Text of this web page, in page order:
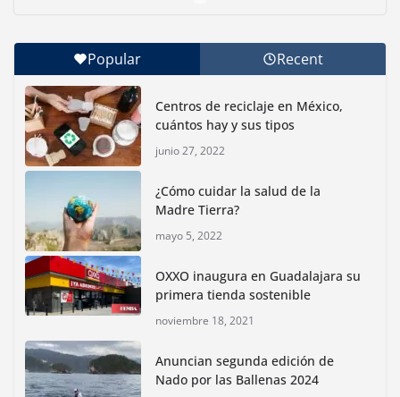
Con jornada informativa, Profepa y Humane World
for Animals buscan inhibir tráfico de aves
junio 15, 2026
Inauguran nuevo Embarcadero Cuemanco para
reactivar la zona lacustre de Xochimilco
junio 4, 2026
Rompe CDMX récords Reto Naturalista Urbano 2026 y
lidera la biodiversidad nacional
mayo 18, 2026
bioculturales para promover
huertos urbanos y jardines
Popular Recent
Centros de reciclaje en México,
cuántos hay y sus tipos
junio 27, 2022
¿Cómo cuidar la salud de la
Madre Tierra?
mayo 5, 2022
OXXO inaugura en Guadalajara su
primera tienda sostenible
noviembre 18, 2021
Anuncian segunda edición de
Nado por las Ballenas 2024